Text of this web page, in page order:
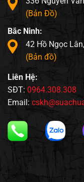
(Bản Đồ)
Bắc Ninh:
42 Hồ Ngọc
(Bản đồ)
Liên Hệ:
SĐT: 0964.308.308
Email: